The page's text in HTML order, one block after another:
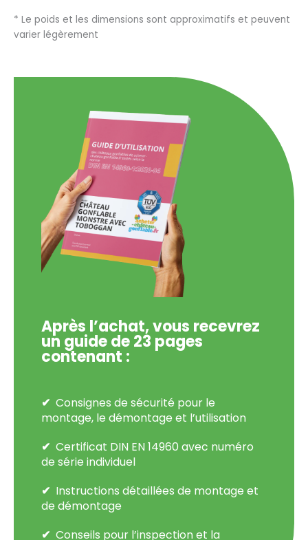
* Le poids et les dimensions sont approximatifs et peuvent
varier légèrement
Après l’achat, vous recevrez
un guide de 23 pages
contenant :
Consignes de sécurité pour le
montage, le démontage et l’utilisation
Certificat DIN EN 14960 avec numéro
de série individuel
Instructions détaillées de montage et
de démontage
Conseils pour l’inspection et la